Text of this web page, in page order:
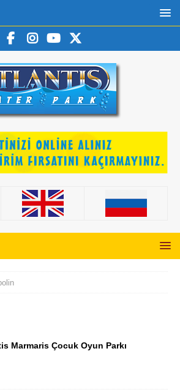
Marmaris Çocuk Oyun Parkı